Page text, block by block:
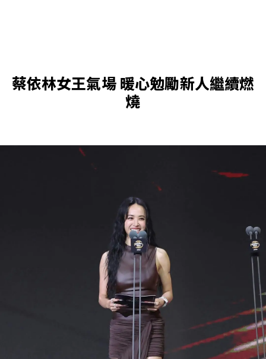
蔡依林女王氣場 暖心勉勵新人繼續燃
燒